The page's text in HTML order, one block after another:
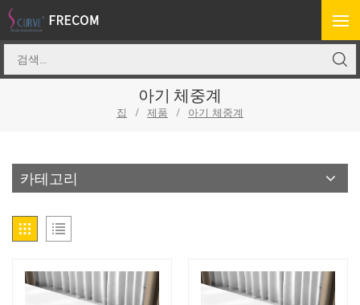
아기 체중계
집 / 제품 / 아기 체중계
카테고리